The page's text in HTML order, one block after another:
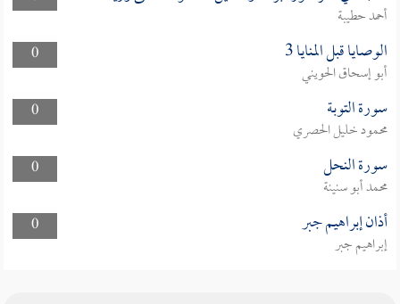
أحمد حطيبة
0
الوصايا قبل المنايا 3
أبو إسحاق الحويني
0
سورة التوبة
محمود خليل الحصري
0
سورة النحل
محمد أبو سنينة
0
أذان إبراهيم جبر
إبراهيم جبر